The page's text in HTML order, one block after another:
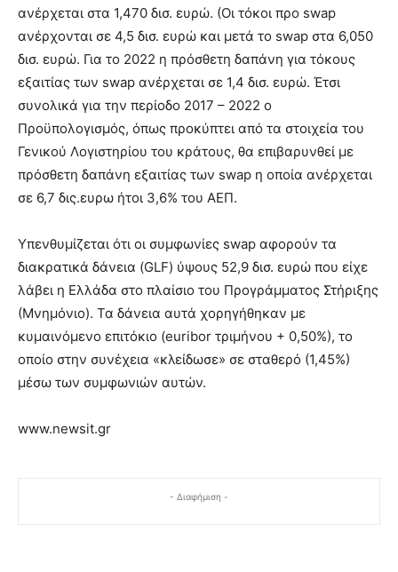
ανέρχεται στα 1,470 δισ. ευρώ. (Οι τόκοι προ swap
ανέρχονται σε 4,5 δισ. ευρώ και μετά το swap στα 6,050
δισ. ευρώ. Για το 2022 η πρόσθετη δαπάνη για τόκους
εξαιτίας των swap ανέρχεται σε 1,4 δισ. ευρώ. Έτσι
συνολικά για την περίοδο 2017 – 2022 ο
Προϋπολογισμός, όπως προκύπτει από τα στοιχεία του
Γενικού Λογιστηρίου του κράτους, θα επιβαρυνθεί με
πρόσθετη δαπάνη εξαιτίας των swap η οποία ανέρχεται
σε 6,7 δις.ευρω ήτοι 3,6% του ΑΕΠ.
Υπενθυμίζεται ότι οι συμφωνίες swap αφορούν τα
διακρατικά δάνεια (GLF) ύψους 52,9 δισ. ευρώ που είχε
λάβει η Ελλάδα στο πλαίσιο του Προγράμματος Στήριξης
(Μνημόνιο). Τα δάνεια αυτά χορηγήθηκαν με
κυμαινόμενο επιτόκιο (euribor τριμήνου + 0,50%), το
οποίο στην συνέχεια «κλείδωσε» σε σταθερό (1,45%)
μέσω των συμφωνιών αυτών.
www.newsit.gr
- Διαφήμιση -